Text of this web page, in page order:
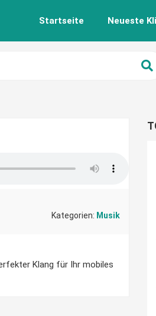
Startseite Neueste
Kategorien: Musik
Klang für Ihr mobiles